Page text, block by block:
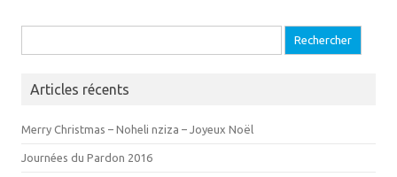
Articles récents
Merry Christmas – Noheli nziza – Joyeux Noël
Journées du Pardon 2016